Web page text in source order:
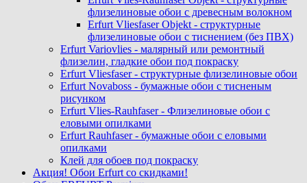
флизелиновые обои с древесным волокном
Erfurt Vliesfaser Objekt - структурные
флизелиновые обои с тиснением (без ПВХ)
Erfurt Variovlies - малярный или ремонтный
флизелин, гладкие обои под покраску
Erfurt Vliesfaser - структурные флизелиновые обои
Erfurt Novaboss - бумажные обои с тисненым
рисунком
Erfurt Vlies-Rauhfaser - Флизелиновые обои с
еловыми опилками
Erfurt Rauhfaser - бумажные обои с еловыми
опилками
Клей для обоев под покраску
Акция! Обои Erfurt со скидками!